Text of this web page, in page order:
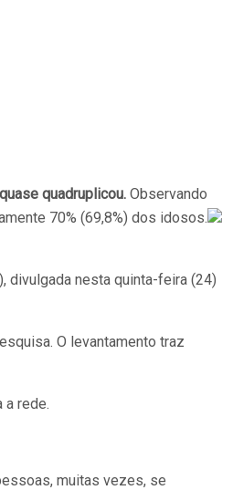
quadruplicou. Observando
70% (69,8%) dos idosos.
divulgada nesta quinta-feira (24)
O levantamento traz
a rede.
muitas vezes, se